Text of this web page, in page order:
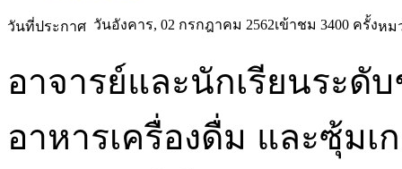
วันที่ประกาศ วันอังคาร, 02 กรกฎาคม 2562เข้าชม 3400 ครั้งหม
อาจารย์และนักเรียนระ
อาหารเครื่องดื่ม และซุ้มเ